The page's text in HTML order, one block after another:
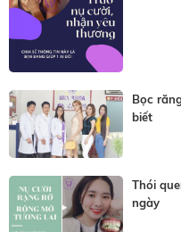
Bọc
biết
Thói
ngày